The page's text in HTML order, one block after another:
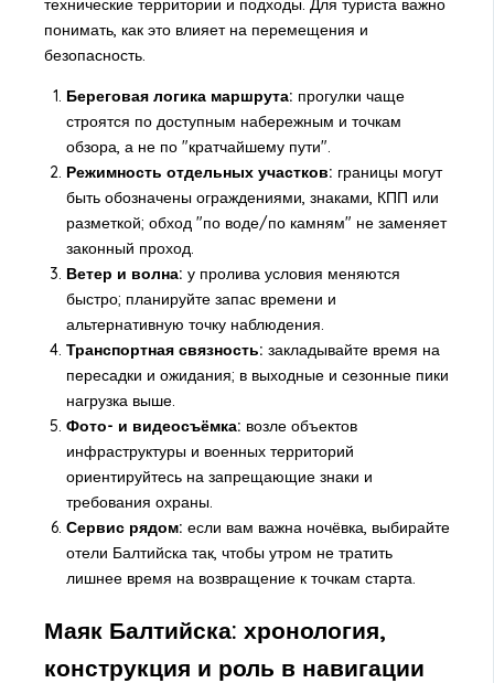
технические территории и подходы. Для туриста важно
понимать, как это влияет на перемещения и
безопасность.
Береговая логика маршрута: прогулки чаще
строятся по доступным набережным и точкам
обзора, а не по "кратчайшему пути".
Режимность отдельных участков: границы могут
быть обозначены ограждениями, знаками, КПП или
разметкой; обход "по воде/по камням" не заменяет
законный проход.
Ветер и волна: у пролива условия меняются
быстро; планируйте запас времени и
альтернативную точку наблюдения.
Транспортная связность: закладывайте время на
пересадки и ожидания; в выходные и сезонные пики
нагрузка выше.
Фото- и видеосъёмка: возле объектов
инфраструктуры и военных территорий
ориентируйтесь на запрещающие знаки и
требования охраны.
Сервис рядом: если вам важна ночёвка, выбирайте
отели Балтийска так, чтобы утром не тратить
лишнее время на возвращение к точкам старта.
Маяк Балтийска: хронология,
конструкция и роль в навигации